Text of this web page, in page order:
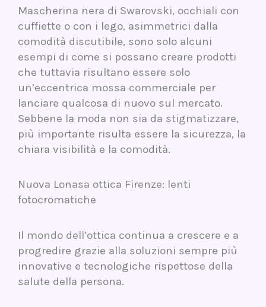
Mascherina nera di Swarovski, occhiali con
cuffiette o con i lego, asimmetrici dalla
comodità discutibile, sono solo alcuni
esempi di come si possano creare prodotti
che tuttavia risultano essere solo
un’eccentrica mossa commerciale per
lanciare qualcosa di nuovo sul mercato.
Sebbene la moda non sia da stigmatizzare,
più importante risulta essere la sicurezza, la
chiara visibilità e la comodità.
Nuova Lonasa ottica Firenze: lenti
fotocromatiche
Il mondo dell’ottica continua a crescere e a
progredire grazie alla soluzioni sempre più
innovative e tecnologiche rispettose della
salute della persona.